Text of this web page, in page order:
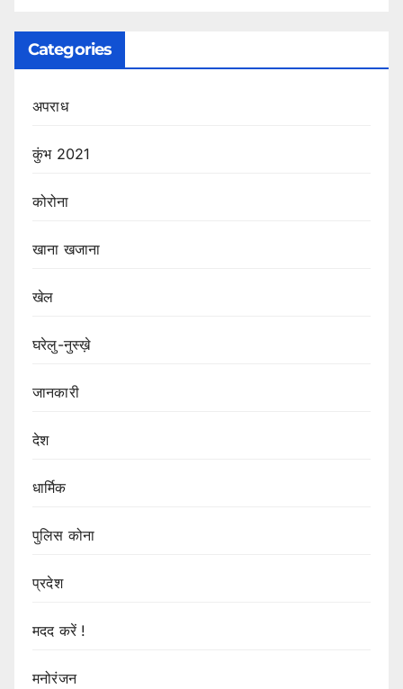
Categories
अपराध
कुंभ 2021
कोरोना
खाना खजाना
खेल
घरेलु-नुस्ख़े
जानकारी
देश
धार्मिक
पुलिस कोना
प्रदेश
मदद करें !
मनोरंजन